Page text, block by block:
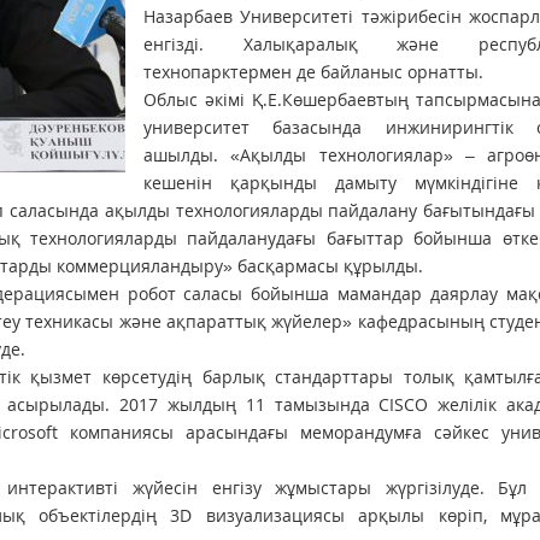
Назарбаев Университеті тәжірибесін
енгізді. Халықаралық және
технопарктермен де байланыс орнатты.
Облыс әкімі Қ.Е.Көшербаевтың
университет базасында инжинирингтік
ашылды. «Ақылды технологиялар» –
кешенін қарқынды дамыту мүмкіндігіне
саласында ақылды технологияларды пайдалану
технологияларды пайдаланудағы бағыттар бойынша
коммерцияландыру» басқармасы құрылды.
робот саласы бойынша мамандар даярлау
техникасы және ақпараттық жүйелер» кафедрасының
қызмет көрсетудің барлық стандарттары толық
2017 жылдың 11 тамызында CISCO желілік
компаниясы арасындағы меморандумға сәйкес
жүйесін енгізу жұмыстары жүргізілуде. Бұл
объектілердің 3D визуализациясы арқылы көріп,